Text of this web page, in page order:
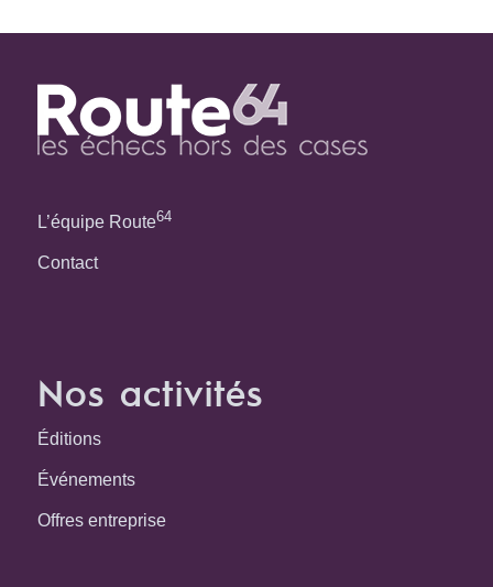
L’équipe Route64
Contact
Nos activités
Éditions
Événements
Offres entreprise